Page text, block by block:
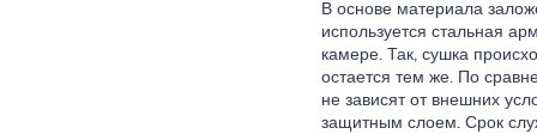
В основе материала
используется стальная
камере. Так, сушка
остается тем же. По
не зависят от внешних
защитным слоем. Срок